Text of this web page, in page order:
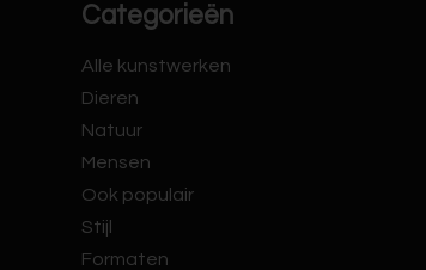
Categorieën
Alle kunstwerken
Dieren
Natuur
Mensen
Ook populair
Stijl
Formaten